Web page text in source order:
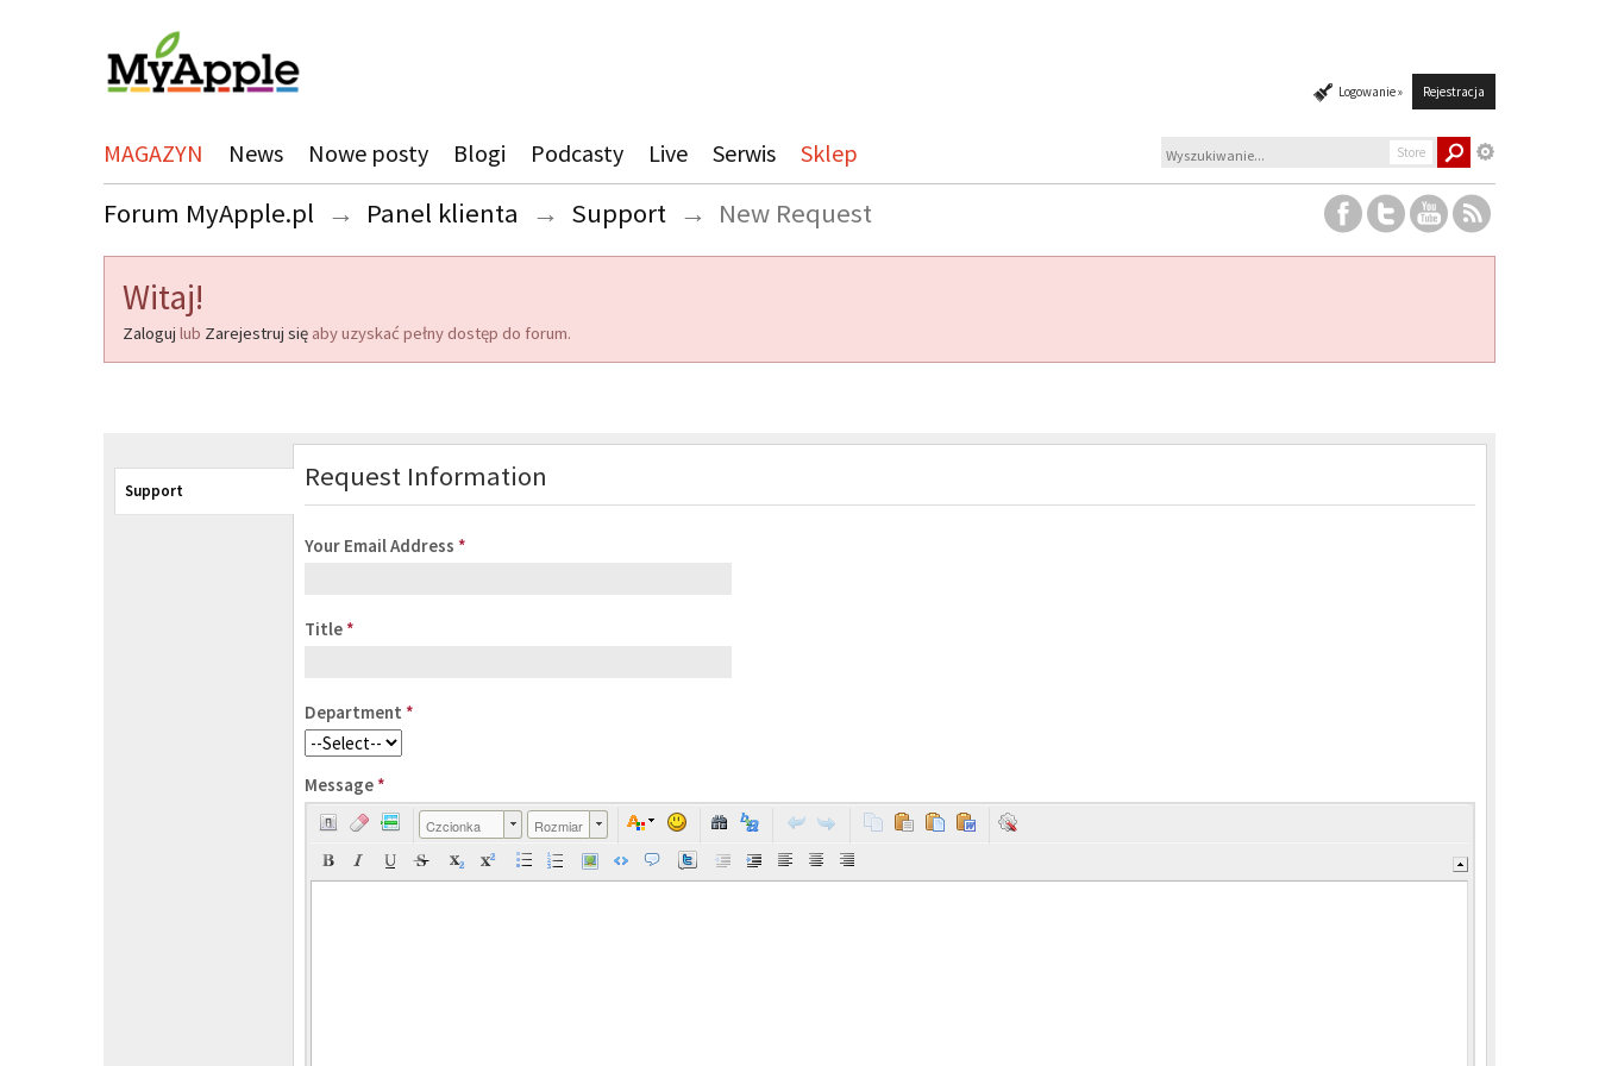
Logowanie » Rejestracja
MAGAZYN News Nowe posty Blogi Podcasty Live Serwis Sklep Store
Forum MyApple.pl → Panel klienta → Support → New Request
Witaj!
Zaloguj lub Zarejestruj się aby uzyskać pełny dostęp do forum.
Support Request Information
Your Email Address *
Title *
Department *
Message *
Czcionka Rozmiar